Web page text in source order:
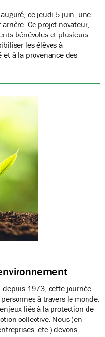
ce jeudi 5 juin, une
Ce projet novateur,
bénévoles et plusieurs
les élèves à
et à la provenance des
depuis 1973, cette journée
à travers le monde.
liés à la protection de
collective. Nous (en
etc.) devons…